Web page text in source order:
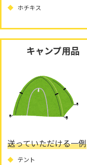
ホチキス
キャンプ用品
送っていただける一例
テント